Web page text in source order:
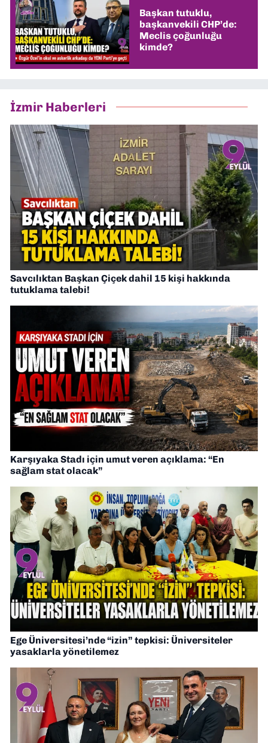
Başkan tutuklu,
başkanvekili CHP’de:
Meclis çoğunluğu
kimde?
İzmir Haberleri
Savcılıktan Başkan Çiçek dahil 15 kişi hakkında
tutuklama talebi!
Karşıyaka Stadı için umut veren açıklama: “En
sağlam stat olacak”
Ege Üniversitesi’nde “izin” tepkisi: Üniversiteler
yasaklarla yönetilemez